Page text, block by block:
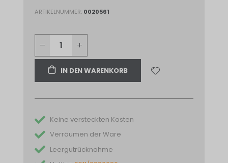
ARTIKELNUMMER 0020561
IN DEN WARENKORB
Keine versteckten Kosten
Verräumen der Ware
Leergutrücknahme